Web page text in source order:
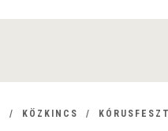
KÖZKINCS